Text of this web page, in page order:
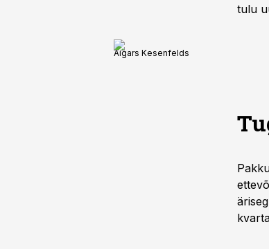
tulu
Aigars Kesenfelds